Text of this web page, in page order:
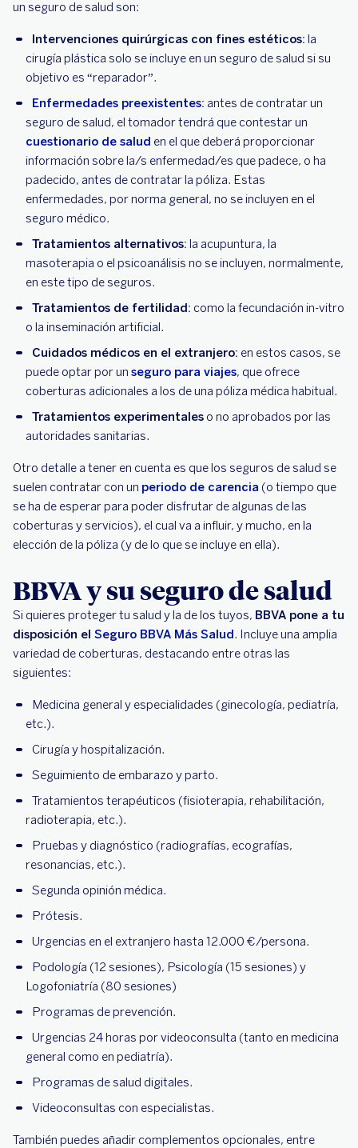
un seguro de salud son:
Intervenciones quirúrgicas con fines estéticos: la
cirugía plástica solo se incluye en un seguro de salud si su
objetivo es “reparador”.
Enfermedades preexistentes: antes de contratar un
seguro de salud, el tomador tendrá que contestar un
cuestionario de salud en el que deberá proporcionar
información sobre la/s enfermedad/es que padece, o ha
padecido, antes de contratar la póliza. Estas
enfermedades, por norma general, no se incluyen en el
seguro médico.
Tratamientos alternativos: la acupuntura, la
masoterapia o el psicoanálisis no se incluyen, normalmente,
en este tipo de seguros.
Tratamientos de fertilidad: como la fecundación in-vitro
o la inseminación artificial.
Cuidados médicos en el extranjero: en estos casos, se
puede optar por un seguro para viajes, que ofrece
coberturas adicionales a los de una póliza médica habitual.
Tratamientos experimentales o no aprobados por las
autoridades sanitarias.
Otro detalle a tener en cuenta es que los seguros de salud se
suelen contratar con un periodo de carencia (o tiempo que
se ha de esperar para poder disfrutar de algunas de las
coberturas y servicios), el cual va a influir, y mucho, en la
elección de la póliza (y de lo que se incluye en ella).
BBVA y su seguro de salud
Si quieres proteger tu salud y la de los tuyos, BBVA pone a tu
disposición el Seguro BBVA Más Salud. Incluye una amplia
variedad de coberturas, destacando entre otras las
siguientes:
Medicina general y especialidades (ginecología, pediatría,
etc.).
Cirugía y hospitalización.
Seguimiento de embarazo y parto.
Tratamientos terapéuticos (fisioterapia, rehabilitación,
radioterapia, etc.).
Pruebas y diagnóstico (radiografías, ecografías,
resonancias, etc.).
Segunda opinión médica.
Prótesis.
Urgencias en el extranjero hasta 12.000 €/persona.
Podología (12 sesiones), Psicología (15 sesiones) y
Logofoniatría (80 sesiones)
Programas de prevención.
Urgencias 24 horas por videoconsulta (tanto en medicina
general como en pediatría).
Programas de salud digitales.
Videoconsultas con especialistas.
También puedes añadir complementos opcionales, entre